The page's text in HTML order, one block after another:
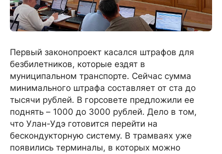
Первый законопроект касался штрафов для
безбилетников, которые ездят в
муниципальном транспорте. Сейчас сумма
минимального штрафа составляет от ста до
тысячи рублей. В горсовете предложили ее
поднять – 1000 до 3000 рублей. Дело в том,
что Улан-Удэ готовится перейти на
бескондукторную систему. В трамваях уже
появились терминалы, в которых можно